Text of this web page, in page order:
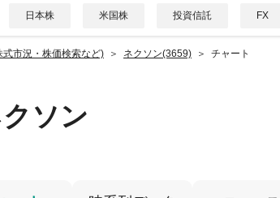
日本株 米国株 投資信託 FX
式市況・株価検索など) ネクソン(3659) チャート
ソン